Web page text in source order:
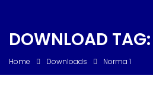
DOWNLOAD TAG:
Home Downloads Norma 1